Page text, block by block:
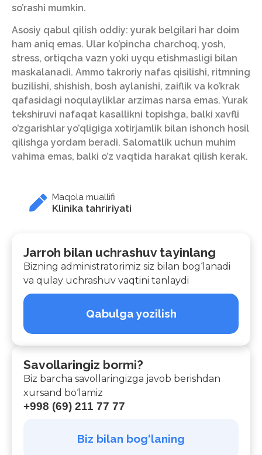
so’rashi mumkin.
Asosiy qabul qilish oddiy: yurak belgilari har doim
ham aniq emas. Ular ko’pincha charchoq, yosh,
stress, ortiqcha vazn yoki uyqu etishmasligi bilan
maskalanadi. Ammo takroriy nafas qisilishi, ritmning
buzilishi, shishish, bosh aylanishi, zaiflik va ko’krak
qafasidagi noqulayliklar arzimas narsa emas. Yurak
tekshiruvi nafaqat kasallikni topishga, balki xavfli
o’zgarishlar yo’qligiga xotirjamlik bilan ishonch hosil
qilishga yordam beradi. Salomatlik uchun muhim
vahima emas, balki o’z vaqtida harakat qilish kerak.
Maqola muallifi
Klinika tahririyati
Jarroh bilan uchrashuv tayinlang
Bizning administratorimiz siz bilan bog‘lanadi
va qulay uchrashuv vaqtini tanlaydi
Qabulga yozilish
Savollaringiz bormi?
Biz barcha savollaringizga javob berishdan
xursand bo‘lamiz
+998 (69) 211 77 77
Biz bilan bog‘laning